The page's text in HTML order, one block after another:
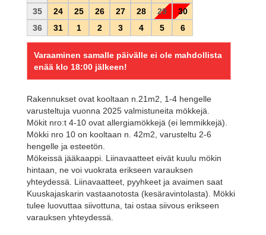
35
24 25 26 27 28 29
30
36
31 1 2 3 4 5 6
Varaaminen samalle päivälle ei ole mahdollista
enää klo 18:00 jälkeen!
Rakennukset ovat kooltaan n.21m2, 1-4 hengelle
varusteltuja vuonna 2025 valmistuneita mökkejä.
Mökit nro:t 4-10 ovat allergiamökkejä (ei lemmikkejä).
Mökki nro 10 on kooltaan n. 42m2, varusteltu 2-6
hengelle ja esteetön.
Mökeissä jääkaappi. Liinavaatteet eivät kuulu mökin
hintaan, ne voi vuokrata erikseen varauksen
yhteydessä. Liinavaatteet, pyyhkeet ja avaimen saat
Kuuskajaskarin vastaanotosta (kesäravintolasta). Mökki
tulee luovuttaa siivottuna, tai ostaa siivous erikseen
varauksen yhteydessä.